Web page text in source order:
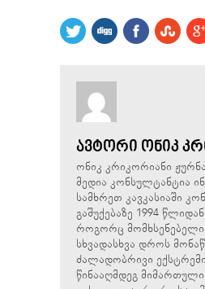
ᲐᲕᲢᲝᲠᲘ ᲝᲜᲘᲙ
ონიკ კრიკორიანი
მედია კონსულტანტია
სამხრეთ კავკასიაში
გაშუქებაზე 1994
როგორც
სხვადასხვა დროს
ძალადობრივი
წინააღმდეგ მიმართული